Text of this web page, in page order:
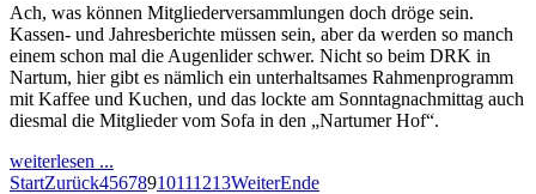
Ach, was können Mitgliederversammlungen doch dröge sein.
Kassen- und Jahresberichte müssen sein, aber da werden so manch
einem schon mal die Augenlider schwer. Nicht so beim DRK in
Nartum, hier gibt es nämlich ein unterhaltsames Rahmenprogramm
mit Kaffee und Kuchen, und das lockte am Sonntagnachmittag auch
diesmal die Mitglieder vom Sofa in den „Nartumer Hof“.
weiterlesen ...
StartZurück45678910111213WeiterEnde